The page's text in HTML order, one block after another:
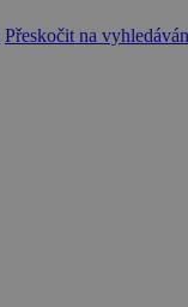
Přeskočit na